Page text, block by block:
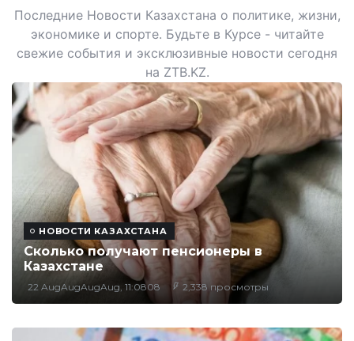
Последние Новости Казахстана о политике, жизни,
экономике и спорте. Будьте в Курсе - читайте
свежие события и эксклюзивные новости сегодня
на ZTB.KZ.
НОВОСТИ КАЗАХСТАНА
Сколько получают пенсионеры в
Казахстане
22 AugAugAugAug, 11:0808 2,338 просмотры